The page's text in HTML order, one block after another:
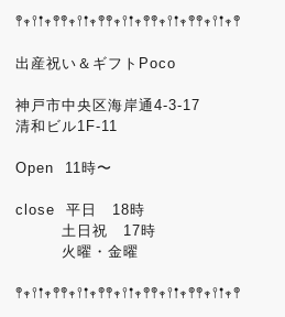
𖤣𖥧𖥣𖡡𖥧𖤣𖤣𖥧𖥣𖡡𖥧𖤣𖤣𖥧𖥣𖡡𖥧𖤣𖤣𖥧𖥣𖡡𖥧𖤣𖤣𖥧𖥣𖡡𖥧𖤣
出産祝い＆ギフトPoco
神戸市中央区海岸通4-3-17
清和ビル1F-11
Open 11時〜
close 平日 18時
土日祝 17時
火曜・金曜
𖤣𖥧𖥣𖡡𖥧𖤣𖤣𖥧𖥣𖡡𖥧𖤣𖤣𖥧𖥣𖡡𖥧𖤣𖤣𖥧𖥣𖡡𖥧𖤣𖤣𖥧𖥣𖡡𖥧𖤣